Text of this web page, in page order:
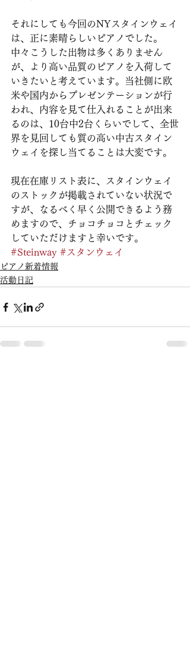
それにしても今回のNYスタインウェイ
は、正に素晴らしいピアノでした。
中々こうした出物は多くありません
が、より高い品質のピアノを入荷して
いきたいと考えています。当社側に欧
米や国内からプレゼンテーションが行
われ、内容を見て仕入れることが出来
るのは、10台中2台くらいでして、全世
界を見回しても質の高い中古スタイン
ウェイを探し当てることは大変です。
現在在庫リスト表に、スタインウェイ
のストックが掲載されていない状況で
すが、なるべく早く公開できるよう務
めますので、チョコチョコとチェック
していただけますと幸いです。
#Steinway #スタンウェイ
ピアノ新着情報
活動日記